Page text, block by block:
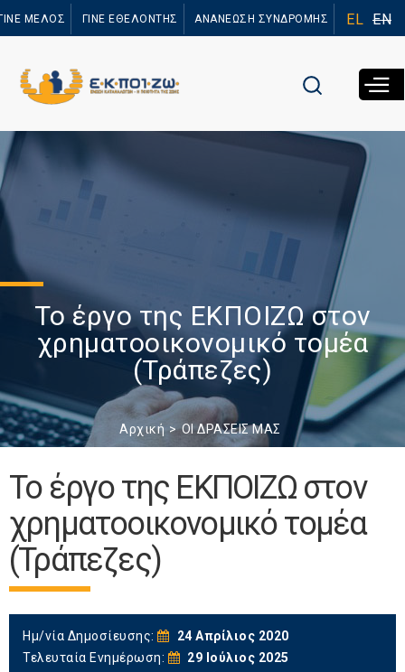
προς το
ΜΕΛΟΣ ΓΙΝΕ ΕΘΕΛΟΝΤΗΣ ΑΝΑΝΕΩΣΗ ΣΥΝΔΡΟΜΗΣ EL EN
Το έργο της ΕΚΠΟΙΖΩ στον
χρηματοοικονομικό τομέα
(Τράπεζες)
Αρχική ΟΙ ΔΡΑΣΕΙΣ ΜΑΣ
Το έργο της ΕΚΠΟΙΖΩ στον
χρηματοοικονομικό τομέα
(Τράπεζες)
Ημ/νία Δημοσίευσης:
24 Απρίλιος 2020
Τελευταία Ενημέρωση:
29 Ιούλιος 2025